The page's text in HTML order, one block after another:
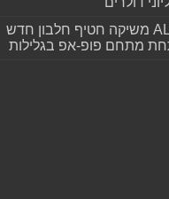
ALLIN משיקה חטיף חלבון חדש
מתחם פופ-אפ בגלילות